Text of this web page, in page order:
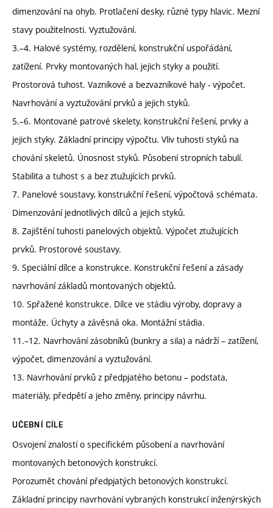
dimenzování na ohyb. Protlačení desky, různé typy hlavic. Mezní
stavy použitelnosti. Vyztužování.
3.–4. Halové systémy, rozdělení, konstrukční uspořádání,
zatížení. Prvky montovaných hal, jejich styky a použití.
Prostorová tuhost. Vazníkové a bezvazníkové haly - výpočet.
Navrhování a vyztužování prvků a jejich styků.
5.–6. Montované patrové skelety, konstrukční řešení, prvky a
jejich styky. Základní principy výpočtu. Vliv tuhosti styků na
chování skeletů. Únosnost styků. Působení stropních tabulí.
Stabilita a tuhost s a bez ztužujících prvků.
7. Panelové soustavy, konstrukční řešení, výpočtová schémata.
Dimenzování jednotlivých dílců a jejich styků.
8. Zajištění tuhosti panelových objektů. Výpočet ztužujících
prvků. Prostorové soustavy.
9. Speciální dílce a konstrukce. Konstrukční řešení a zásady
navrhování základů montovaných objektů.
10. Spřažené konstrukce. Dílce ve stádiu výroby, dopravy a
montáže. Úchyty a závěsná oka. Montážní stádia.
11.–12. Navrhování zásobníků (bunkry a sila) a nádrží – zatížení,
výpočet, dimenzování a vyztužování.
13. Navrhování prvků z předpjatého betonu – podstata,
materiály, předpětí a jeho změny, principy návrhu.
UČEBNÍ CÍLE
Osvojení znalostí o specifickém působení a navrhování
montovaných betonových konstrukcí.
Porozumět chování předpjatých betonových konstrukcí.
Základní principy navrhování vybraných konstrukcí inženýrských